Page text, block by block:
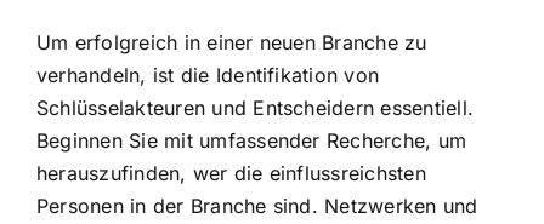
Um erfolgreich in einer neuen Branche zu
verhandeln, ist die Identifikation von
Schlüsselakteuren und Entscheidern essentiell.
Beginnen Sie mit umfassender Recherche, um
herauszufinden, wer die einflussreichsten
Personen in der Branche sind. Netzwerken und